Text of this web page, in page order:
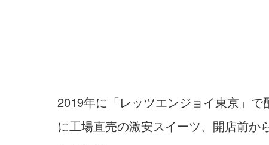
2019年に「レッツエンジョイ東京」
に工場直売の激安スイーツ、開店前か